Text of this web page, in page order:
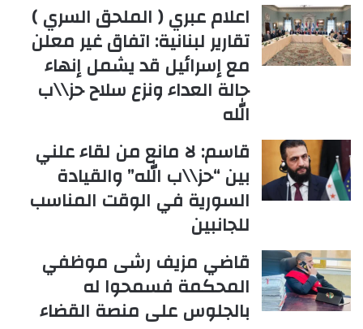
اعلام عبري ( الملحق السري )
تقارير لبنانية: اتفاق غير معلن
مع إسرائيل قد يشمل إنهاء
حالة العداء ونزع سلاح حز\\ب
الله
قاسم: لا مانع من لقاء علني
بين “حز\\ب الله” والقيادة
السورية في الوقت المناسب
للجانبين
قاضي مزيف رشى موظفي
المحكمة فسمحوا له
بالجلوس على منصة القضاء